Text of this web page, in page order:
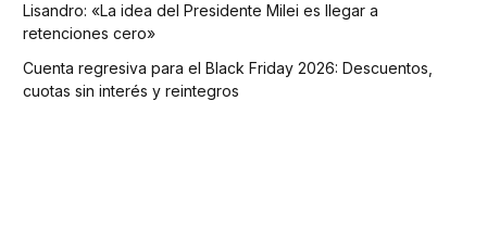
Lisandro: «La idea del Presidente Milei es llegar a
retenciones cero»
Cuenta regresiva para el Black Friday 2026: Descuentos,
cuotas sin interés y reintegros